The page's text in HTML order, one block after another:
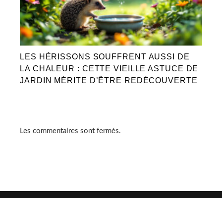
LES HÉRISSONS SOUFFRENT AUSSI DE
LA CHALEUR : CETTE VIEILLE ASTUCE DE
JARDIN MÉRITE D’ÊTRE REDÉCOUVERTE
Les commentaires sont fermés.